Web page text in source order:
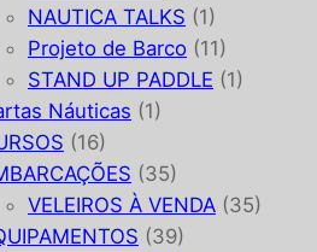
NAUTICA TALKS (1)
Projeto de Barco (11)
STAND UP PADDLE (1)
Náuticas (1)
(16)
(35)
VELEIROS À VENDA (35)
(39)